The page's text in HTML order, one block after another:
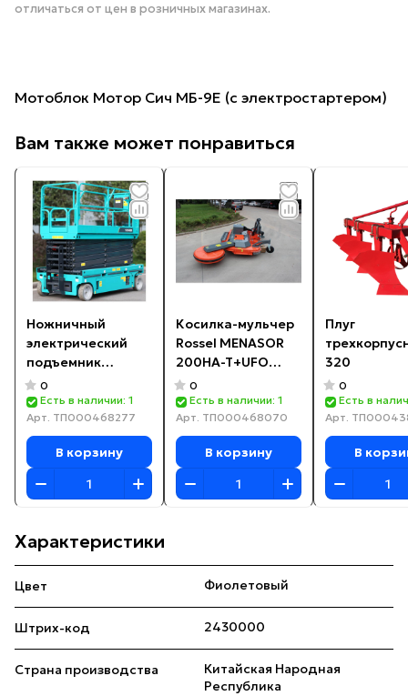
отличаться от цен в розничных магазинах.
Мотоблок Мотор Сич МБ-9E (с электростартером)
Вам также может понравиться
Ножничный
электрический
подъемник
Novamach
NSL1614HD
0
Есть в наличии: 1
Арт. ТП000468277
В корзину
Косилка-мульчер
Rossel MENASOR
200HA-T+UFO
(итальянский
насос)
0
Есть в наличии: 1
Арт. ТП000468070
В корзину
Плуг
320
0
Есть в
Арт.
В
Характеристики
Цвет Фиолетовый
Штрих-код 2430000
Страна производства
Китайская Народная
Республика